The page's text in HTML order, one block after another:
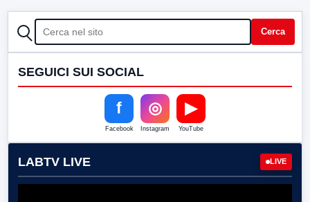
CERCA Cerca
SEGUICI SUI SOCIAL
f
Facebook
◎
Instagram
▶
YouTube
LABTV LIVE LIVE